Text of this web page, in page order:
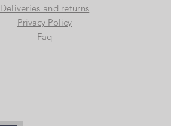
Deliveries and returns
Privacy Policy
Faq